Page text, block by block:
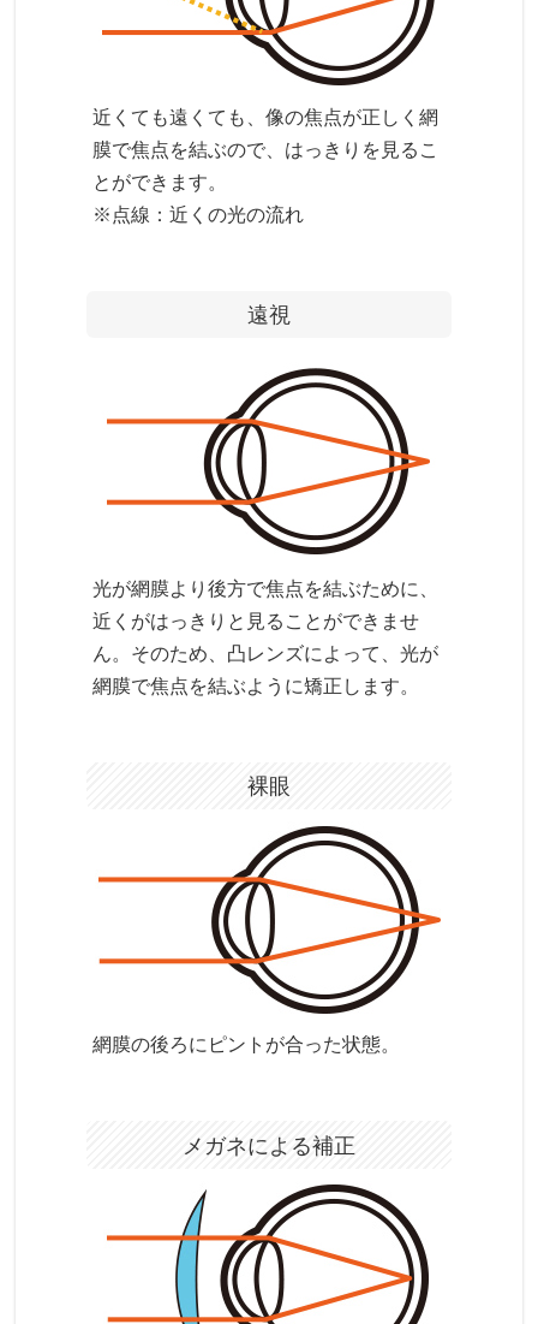
近くても遠くても、像の焦点が正しく網
膜で焦点を結ぶので、はっきりを見るこ
とができます。
※点線：近くの光の流れ
遠視
光が網膜より後方で焦点を結ぶために、
近くがはっきりと見ることができませ
ん。そのため、凸レンズによって、光が
網膜で焦点を結ぶように矯正します。
裸眼
網膜の後ろにピントが合った状態。
メガネによる補正